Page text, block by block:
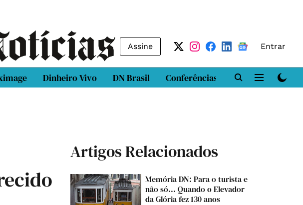
Assine Entrar
Dinheiro Vivo DN Brasil Conferências DN LAB
Artigos Relacionados
Memória DN: Para o turista e
não só... Quando o Elevador
da Glória fez 130 anos